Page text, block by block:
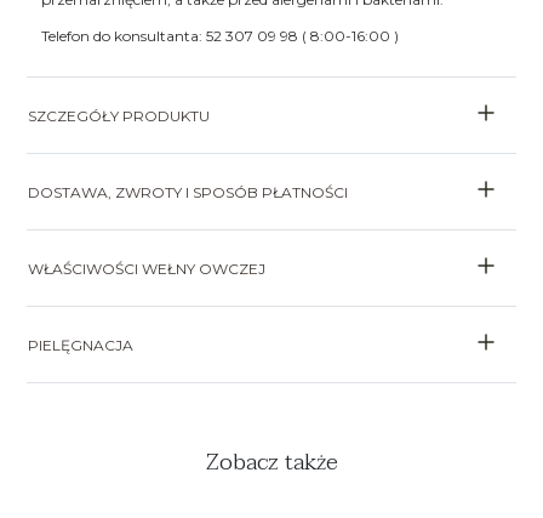
Telefon do konsultanta: 52 307 09 98 ( 8:00-16:00 )
SZCZEGÓŁY PRODUKTU
DOSTAWA, ZWROTY I SPOSÓB PŁATNOŚCI
WŁAŚCIWOŚCI WEŁNY OWCZEJ
PIELĘGNACJA
Zobacz także